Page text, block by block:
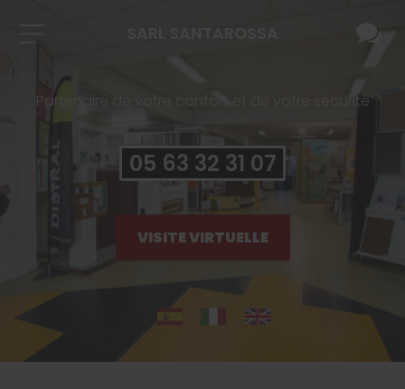
Partenaire de votre confort et de votre sécurité
05 63 32 31 07
VISITE VIRTUELLE
SARL SANTAROSSA